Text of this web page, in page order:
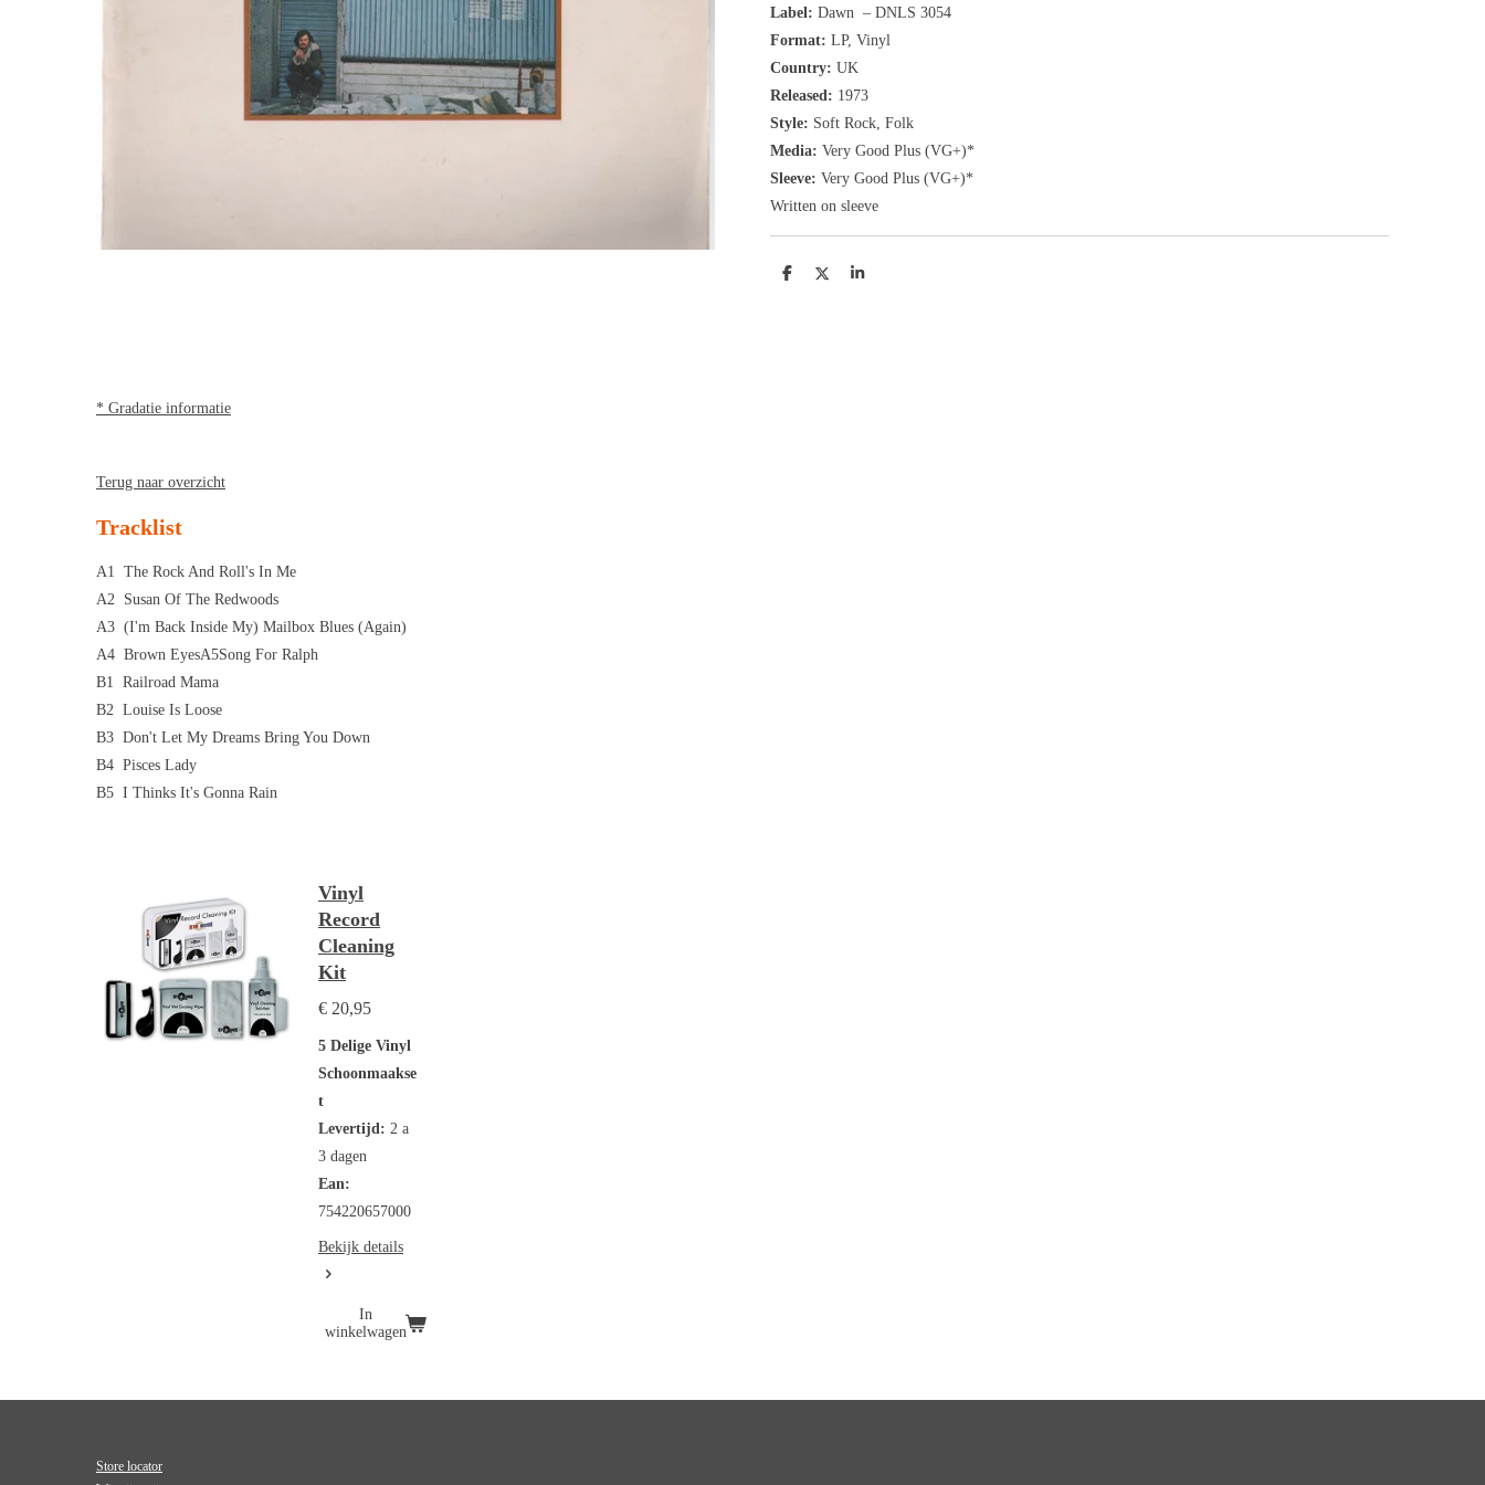
Label: Dawn ‎– DNLS 3054
Format: LP, Vinyl
Country: UK
Released: 1973
Style: Soft Rock, Folk
Media: Very Good Plus (VG+)*
Sleeve: Very Good Plus (VG+)*
Written on sleeve
D
D
S
* Gradatie informatie
Terug naar overzicht
Tracklist
A1 The Rock And Roll's In Me
A2 Susan Of The Redwoods
A3 (I'm Back Inside My) Mailbox Blues (Again)
A4 Brown EyesA5Song For Ralph
B1 Railroad Mama
B2 Louise Is Loose
B3 Don't Let My Dreams Bring You Down
B4 Pisces Lady
B5 I Thinks It's Gonna Rain
Vinyl
Record
Cleaning
Kit
€ 20,95
5 Delige Vinyl
Schoonmaakse
t
Levertijd: 2 a
3 dagen
Ean:
754220657000
Bekijk details
In
winkelwagen
Store locator